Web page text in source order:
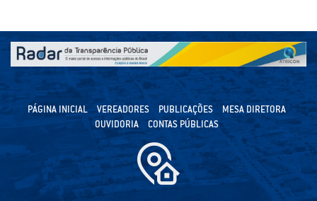
PÁGINA INICIAL VEREADORES PUBLICAÇÕES
MESA DIRETORA
OUVIDORIA
CONTAS PÚBLICAS